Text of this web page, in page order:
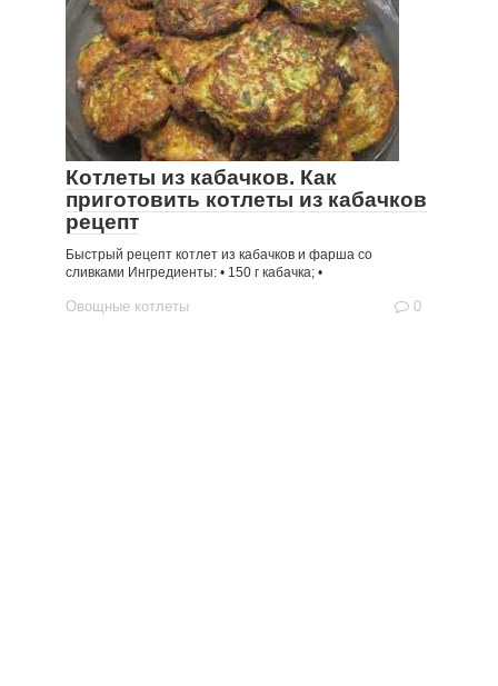
Котлеты из кабачков. Как
приготовить котлеты из кабачков
рецепт
Быстрый рецепт котлет из кабачков и фарша со
сливками Ингредиенты: • 150 г кабачка; •
Овощные котлеты 0